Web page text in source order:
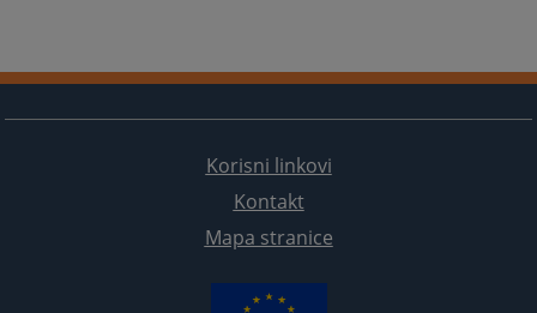
Korisni linkovi
Kontakt
Mapa stranice